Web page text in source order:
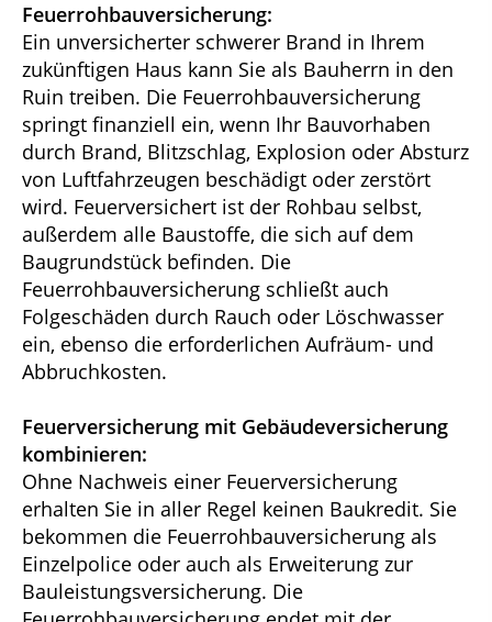
Feuerrohbauversicherung:
Ein unversicherter schwerer Brand in Ihrem
zukünftigen Haus kann Sie als Bauherrn in den
Ruin treiben. Die Feuerrohbauversicherung
springt finanziell ein, wenn Ihr Bauvorhaben
durch Brand, Blitzschlag, Explosion oder Absturz
von Luftfahrzeugen beschädigt oder zerstört
wird. Feuerversichert ist der Rohbau selbst,
außerdem alle Baustoffe, die sich auf dem
Baugrundstück befinden. Die
Feuerrohbauversicherung schließt auch
Folgeschäden durch Rauch oder Löschwasser
ein, ebenso die erforderlichen Aufräum- und
Abbruchkosten.
Feuerversicherung mit Gebäudeversicherung
kombinieren:
Ohne Nachweis einer Feuerversicherung
erhalten Sie in aller Regel keinen Baukredit. Sie
bekommen die Feuerrohbauversicherung als
Einzelpolice oder auch als Erweiterung zur
Bauleistungsversicherung. Die